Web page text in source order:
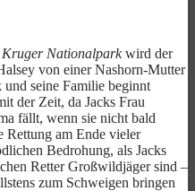
Kruger Nationalparkwird der
von einer Nashorn-Mutter
seine Familie beginnt
der Zeit, da Jacks Frau
fällt, wenn sie nicht bald
am Ende vieler
Bedrohung, als Jacks
Retter Großwildjäger sind –
zum Schweigen bringen